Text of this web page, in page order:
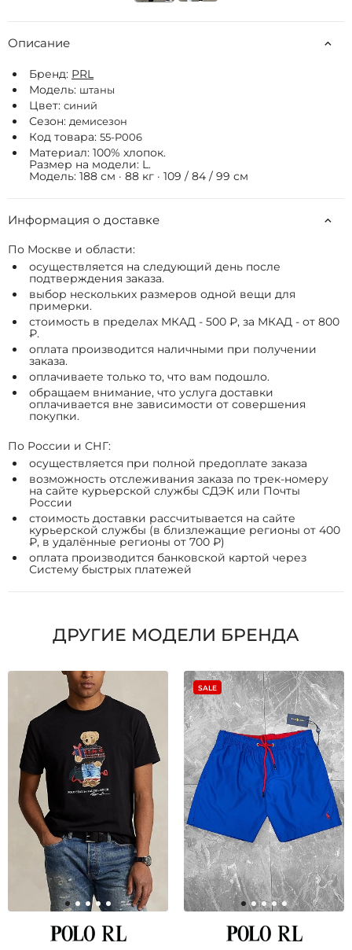
Описание
Бренд: РRL
Модель: штаны
Цвет: синий
Сезон: демисезон
Код товара: 55-P006
Материал: 100% хлопок.
Размер на модели: L.
Модель: 188 см · 88 кг · 109 / 84 / 99 см
Информация о доставке
По Москве и области:
осуществляется на следующий день после
подтверждения заказа.
выбор нескольких размеров одной вещи для
примерки.
стоимость в пределах МКАД - 500 ₽, за МКАД - от 800
₽.
оплата производится наличными при получении
заказа.
оплачиваете только то, что вам подошло.
обращаем внимание, что услуга доставки
оплачивается вне зависимости от совершения
покупки.
По России и СНГ:
осуществляется при полной предоплате заказа
возможность отслеживания заказа по трек-номеру
на сайте курьерской службы СДЭК или Почты
России
стоимость доставки рассчитывается на сайте
курьерской службы (в близлежащие регионы от 400
₽, в удалённые регионы от 700 ₽)
оплата производится банковской картой через
Систему быстрых платежей
ДРУГИЕ МОДЕЛИ БРЕНДА
SALE